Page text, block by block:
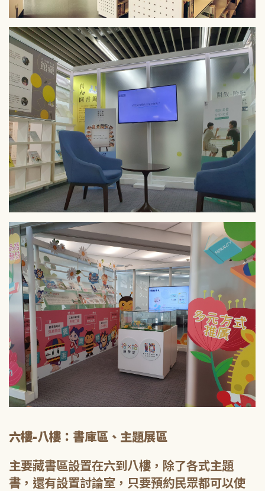
六樓-八樓：書庫區、主題展區
主要藏書區設置在六到八樓，除了各式主題
書，還有設置討論室，只要預約民眾都可以使